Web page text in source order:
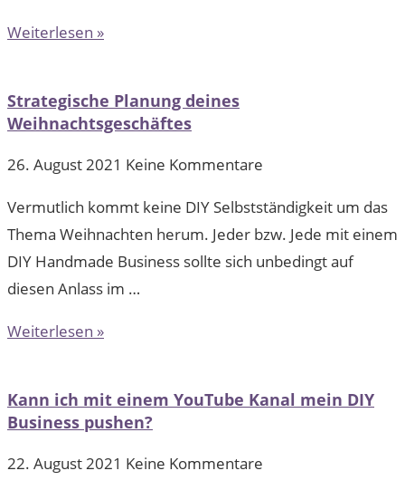
Weiterlesen »
Strategische Planung deines
Weihnachtsgeschäftes
26. August 2021 Keine Kommentare
Vermutlich kommt keine DIY Selbstständigkeit um das
Thema Weihnachten herum. Jeder bzw. Jede mit einem
DIY Handmade Business sollte sich unbedingt auf
diesen Anlass im …
Weiterlesen »
Kann ich mit einem YouTube Kanal mein DIY
Business pushen?
22. August 2021 Keine Kommentare